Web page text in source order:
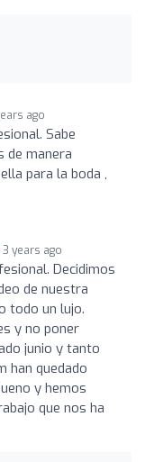
ago
Sabe
de manera
para la boda ,
3 years ago
Decidimos
de nuestra
todo un lujo.
y no poner
junio y tanto
han quedado
y hemos
que nos ha